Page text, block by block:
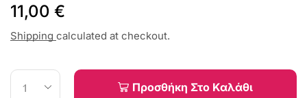
11,00 €
Shipping calculated at checkout.
Προσθήκη Στο Καλάθι